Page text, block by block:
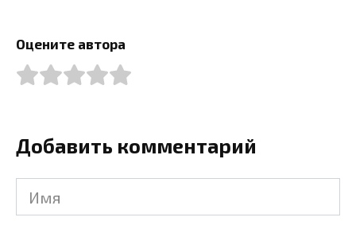
Оцените автора
Добавить комментарий
Имя